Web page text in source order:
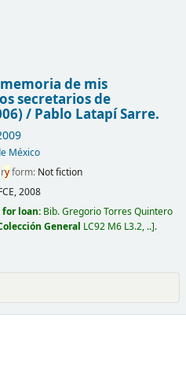
de mis
secretarios de
/ Pablo Latapí Sarre.
México
yform: Not fiction
2008
loan: Bib. Gregorio Torres Quintero
General LC92 M6 L3.2, .. .